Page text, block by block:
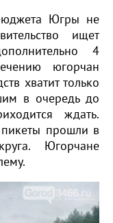
Югры не
ищет
4
югорчан
хватит только
в очередь до
ждать.
прошли в
Югорчане